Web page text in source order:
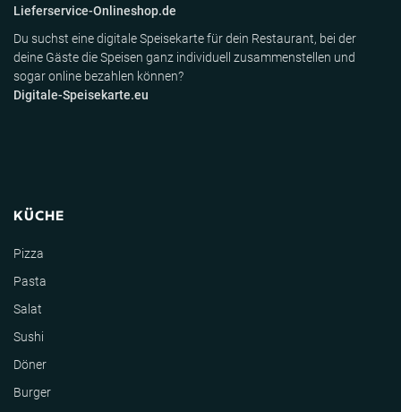
Lieferservice-Onlineshop.de
Du suchst eine digitale Speisekarte für dein Restaurant, bei der
deine Gäste die Speisen ganz individuell zusammenstellen und
sogar online bezahlen können?
Digitale-Speisekarte.eu
KÜCHE
Pizza
Pasta
Salat
Sushi
Döner
Burger